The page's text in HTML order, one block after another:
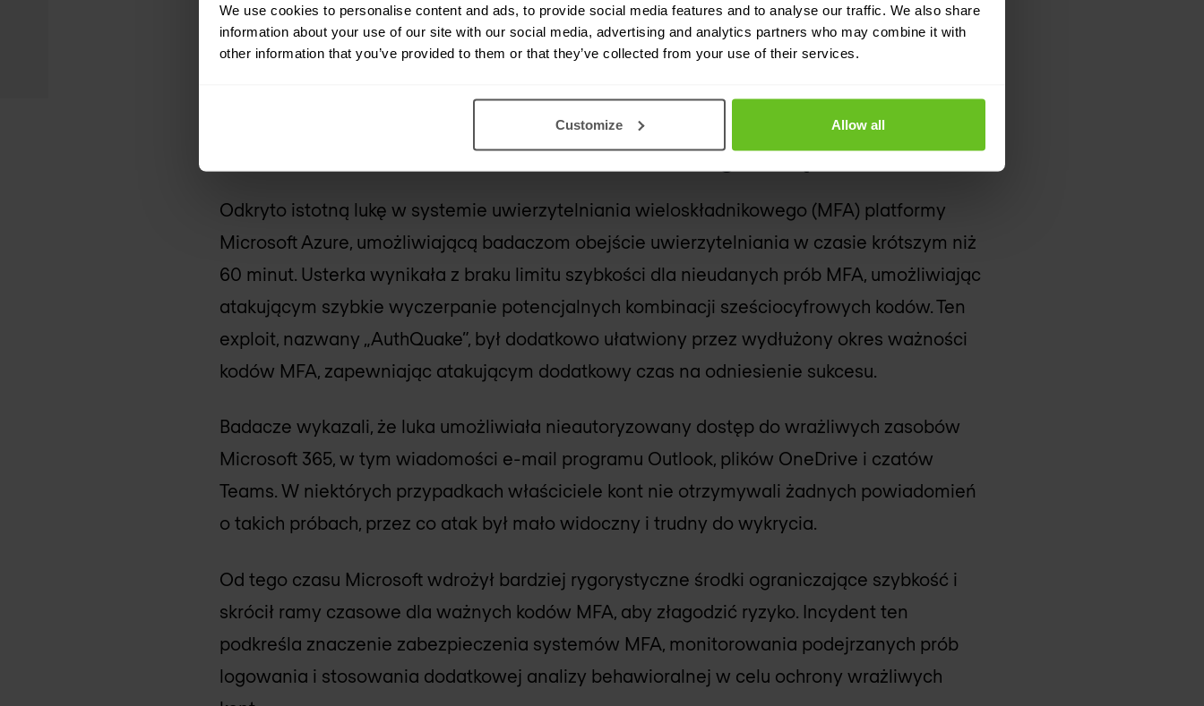
We use cookies to personalise content and ads, to provide social media features and to analyse our traffic. We also share
information about your use of our site with our social media, advertising and analytics partners who may combine it with
other information that you’ve provided to them or that they’ve collected from your use of their services.
Customize Allow all
infrastrukturą krytyczną muszą przyjąć silniejszą segmentację, szybko łatać narażone
systemy i wdrażać zaawansowane rozwiązania monitorujące.
2. Badacze złamali Microsoft Azure MFA w godzinę
Odkryto istotną lukę w systemie uwierzytelniania wieloskładnikowego (MFA) platformy
Microsoft Azure, umożliwiającą badaczom obejście uwierzytelniania w czasie krótszym niż
60 minut. Usterka wynikała z braku limitu szybkości dla nieudanych prób MFA, umożliwiając
atakującym szybkie wyczerpanie potencjalnych kombinacji sześciocyfrowych kodów. Ten
exploit, nazwany „AuthQuake”, był dodatkowo ułatwiony przez wydłużony okres ważności
kodów MFA, zapewniając atakującym dodatkowy czas na odniesienie sukcesu.
Badacze wykazali, że luka umożliwiała nieautoryzowany dostęp do wrażliwych zasobów
Microsoft 365, w tym wiadomości e-mail programu Outlook, plików OneDrive i czatów
Teams. W niektórych przypadkach właściciele kont nie otrzymywali żadnych powiadomień
o takich próbach, przez co atak był mało widoczny i trudny do wykrycia.
Od tego czasu Microsoft wdrożył bardziej rygorystyczne środki ograniczające szybkość i
skrócił ramy czasowe dla ważnych kodów MFA, aby złagodzić ryzyko. Incydent ten
podkreśla znaczenie zabezpieczenia systemów MFA, monitorowania podejrzanych prób
logowania i stosowania dodatkowej analizy behawioralnej w celu ochrony wrażliwych